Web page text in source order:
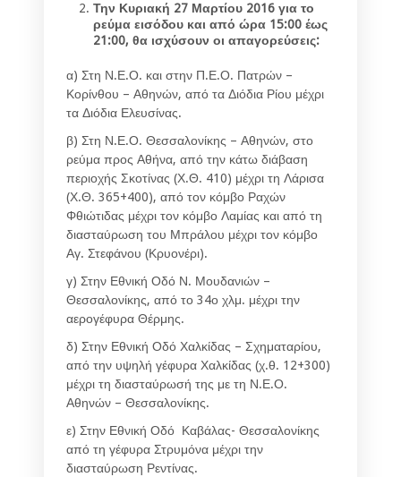
Την Κυριακή 27 Μαρτίου 2016 για το
ρεύμα εισόδου και από ώρα 15:00 έως
21:00, θα ισχύσουν οι απαγορεύσεις:
α) Στη Ν.Ε.Ο. και στην Π.Ε.Ο. Πατρών –
Κορίνθου – Αθηνών, από τα Διόδια Ρίου μέχρι
τα Διόδια Ελευσίνας.
β) Στη Ν.Ε.Ο. Θεσσαλονίκης – Αθηνών, στο
ρεύμα προς Αθήνα, από την κάτω διάβαση
περιοχής Σκοτίνας (Χ.Θ. 410) μέχρι τη Λάρισα
(Χ.Θ. 365+400), από τον κόμβο Ραχών
Φθιώτιδας μέχρι τον κόμβο Λαμίας και από τη
διασταύρωση του Μπράλου μέχρι τον κόμβο
Αγ. Στεφάνου (Κρυονέρι).
γ) Στην Εθνική Οδό Ν. Μουδανιών –
Θεσσαλονίκης, από το 34ο χλμ. μέχρι την
αερογέφυρα Θέρμης.
δ) Στην Εθνική Οδό Χαλκίδας – Σχηματαρίου,
από την υψηλή γέφυρα Χαλκίδας (χ.θ. 12+300)
μέχρι τη διασταύρωσή της με τη Ν.Ε.Ο.
Αθηνών – Θεσσαλονίκης.
ε) Στην Εθνική Οδό Καβάλας- Θεσσαλονίκης
από τη γέφυρα Στρυμόνα μέχρι την
διασταύρωση Ρεντίνας.